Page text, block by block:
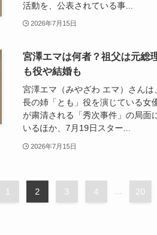
活動を、公表されている事...
2026年7月15日
宮澤エマは何者？祖父は元総
も役や結婚も
宮澤エマ（みやざわ エマ）さん
長の姉「とも」役を演じている女
が粛清される「秀次事件」の局面
いるほか、7月19日スター...
2026年7月15日
1 2 3 4 20